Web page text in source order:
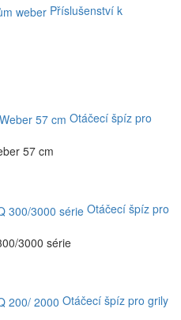
Příslušenství k
Otáčecí špíz pro
57 cm
Otáčecí špíz pro
3000 série
Otáčecí špíz pro grily